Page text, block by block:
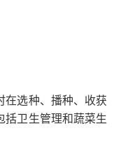
在选种、播种、收获
括卫生管理和蔬菜生